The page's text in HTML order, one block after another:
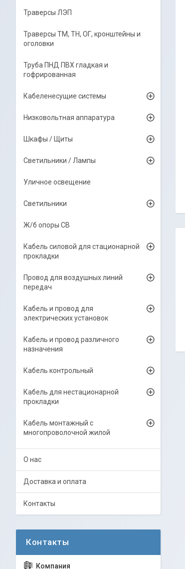
Траверсы ЛЭП
Траверсы ТМ, ТН, ОГ, кронштейны и
оголовки
Труба ПНД ПВХ гладкая и
гофрированная
Кабеленесущие системы
Низковольтная аппаратура
Шкафы / Щиты
Светильники / Лампы
Уличное освещение
Светильники
Ж/б опоры СВ
Кабель силовой для стационарной
прокладки
Провод для воздушных линий
передач
Кабель и провод для
электрических установок
Кабель и провод различного
назначения
Кабель контрольный
Кабель для нестационарной
прокладки
Кабель монтажный с
многопроволочной жилой
О нас
Доставка и оплата
Контакты